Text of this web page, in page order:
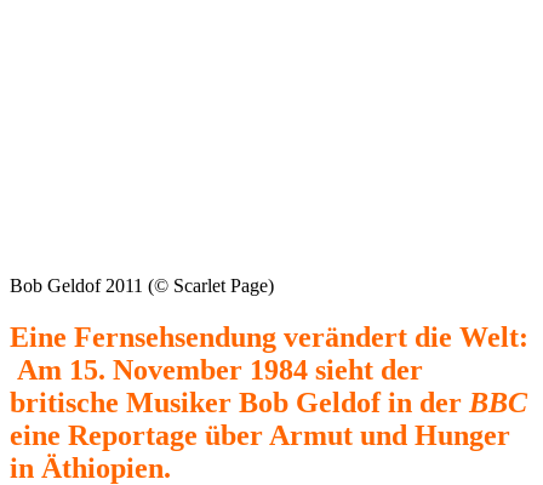
Bob Geldof 2011 (© Scarlet Page)
Eine Fernsehsendung verändert die Welt:
Am 15. November 1984 sieht der
britische Musiker Bob Geldof in der BBC
eine Reportage über Armut und Hunger
in Äthiopien.